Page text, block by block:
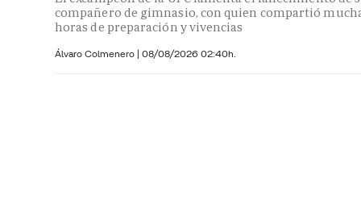
compañero de gimnasio, con quien compartió
horas de preparación y vivencias
Álvaro Colmenero | 08/08/2026 02:40h.